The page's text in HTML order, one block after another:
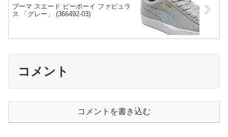
プーマ スエード ビーボーイ ファビュラ
ス 「グレー」 (366492-03)
コメント
コメントを書き込む